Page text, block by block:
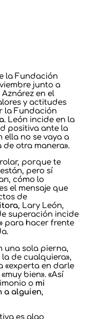
la Fundación
junto a
en el
y actitudes
la Fundación
. León incide en la
positiva ante la
no se vaya a
otra manera».
porque te
pero sí
cómo lo
el mensaje que
de
, Lary León,
superación incide
para hacer frente
una sola pierna,
de cualquiera»,
«experta en darle
bien». «Así
o mi
a alguien,
es algo